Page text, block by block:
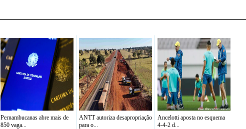
Pernambucanas abre mais de
850 vaga...
ANTT autoriza desapropriação
para o...
Ancelotti aposta no esquema
4-4-2 d...